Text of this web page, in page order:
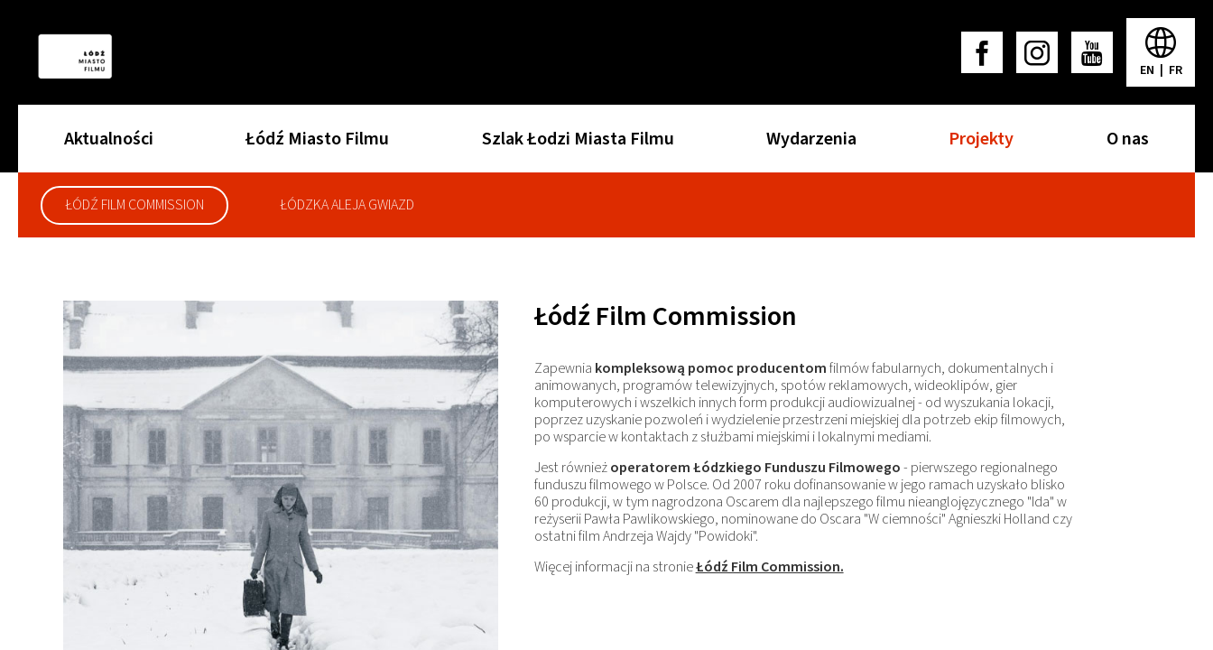
EN FR
Aktualności Łódź Miasto Filmu Szlak Łodzi Miasta Filmu Wydarzenia Projekty
ŁÓDŹ FILM COMMISSION ŁÓDZKA ALEJA GWIAZD
O nas
Łódź Film Commission
Zapewnia kompleksową pomoc producentomfilmów fabularnych, dokumentalnych i
animowanych, programów telewizyjnych, spotów reklamowych, wideoklipów, gier
komputerowych i wszelkich innych form produkcji audiowizualnej - od wyszukania lokacji,
poprzez uzyskanie pozwoleń i wydzielenie przestrzeni miejskiej dla potrzeb ekip filmowych,
po wsparcie w kontaktach z służbami miejskimi i lokalnymi mediami.
Jest równieżoperatorem Łódzkiego Funduszu Filmowego- pierwszego regionalnego
funduszu filmowego w Polsce. Od 2007 roku dofinansowanie w jego ramach uzyskało blisko
60 produkcji, w tym nagrodzona Oscarem dla najlepszego filmu nieanglojęzycznego "Ida" w
reżyserii Pawła Pawlikowskiego, nominowane do Oscara "W ciemności" Agnieszki Holland czy
ostatni film Andrzeja Wajdy "Powidoki".
Więcej informacji na stronieŁódź Film Commission.